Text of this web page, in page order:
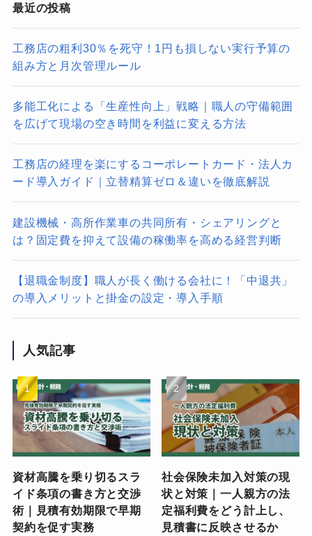
最近の投稿
工務店の粗利30％を死守！1円も損しない実行予算の
組み方と月次管理ルール
多能工化による「生産性向上」戦略｜職人の守備範囲
を広げて現場の空き時間を利益に変える方法
工務店の経理を楽にするコーポレートカード・法人カ
ード導入ガイド｜立替精算ゼロ＆違いを徹底解説
建設機械・高所作業車の共同所有・シェアリングと
は？固定費を抑えて設備の稼働率を高める経営判断
【退職金制度】職人が長く働ける会社に！「中退共」
の導入メリットと掛金の設定・導入手順
人気記事
資材高騰を乗り切るスラ
イド条項の書き方と交渉
術｜見積有効期限で早期
契約を促す実務
社会保険未加入対策の現
状と対策｜一人親方の法
定福利費をどう計上し、
見積書に反映させるか